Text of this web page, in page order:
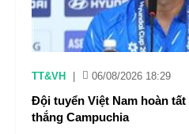
TT&VH 06/08/2026 18:29
Đội tuyển Việt Nam hoàn
thắng Campuchia